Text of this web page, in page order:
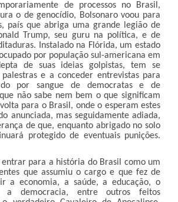
de processos no Brasil,
o de genocídio, Bolsonaro voou para
país que abriga uma grande legião de
Trump, seu guru na política, e de
Instalado na Flórida, um estado
por população sul-americana em
de suas ideias golpistas, tem se
e a conceder entrevistas para
por sangue de democratas e de
não sabe nem bem o que significam
para o Brasil, onde o esperam estes
anunciada, mas seguidamente adiada,
de que, enquanto abrigado no solo
protegido de eventuais punições.
entrar para a história do Brasil como um
que assumiu o cargo e que fez de
a economia, a saúde, a educação, o
a democracia, entre outros feitos